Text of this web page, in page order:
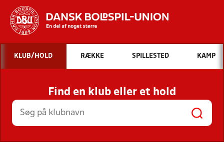
Hvad vil du søge efter?
INDHOLD OG NYHEDER
STILLINGER, RESULTATER, KLUBBER OG
HOLD
KLUB/HOLD RÆKKE SPILLESTED KAMP
Find en klub eller et hold